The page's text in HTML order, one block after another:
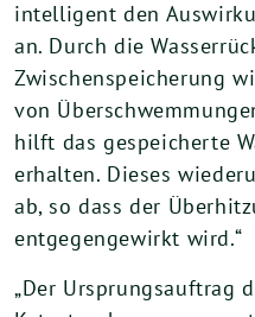
intelligent den
an. Durch die
Zwischenspeicherung
von
hilft das gespeicherte
erhalten. Dieses
ab, so dass der
entgegengewirkt wird.“
„Der Ursprungsauftrag